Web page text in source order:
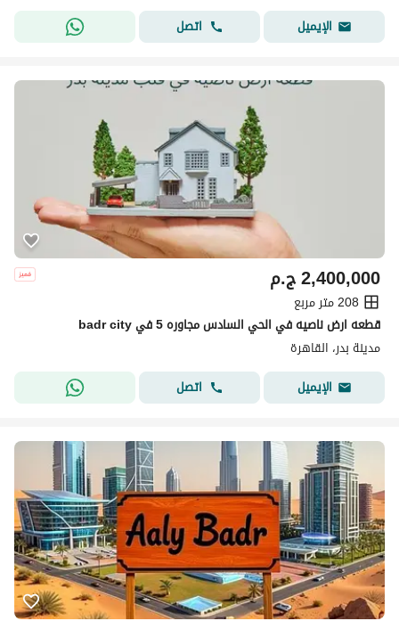
الإيميل
اتصل
ج.م2,400,000
208 متر مربع
قطعه ارض ناصيه في الحي السادس مجاوره 5 في badr city
مدينة بدر، القاهرة
الإيميل
اتصل